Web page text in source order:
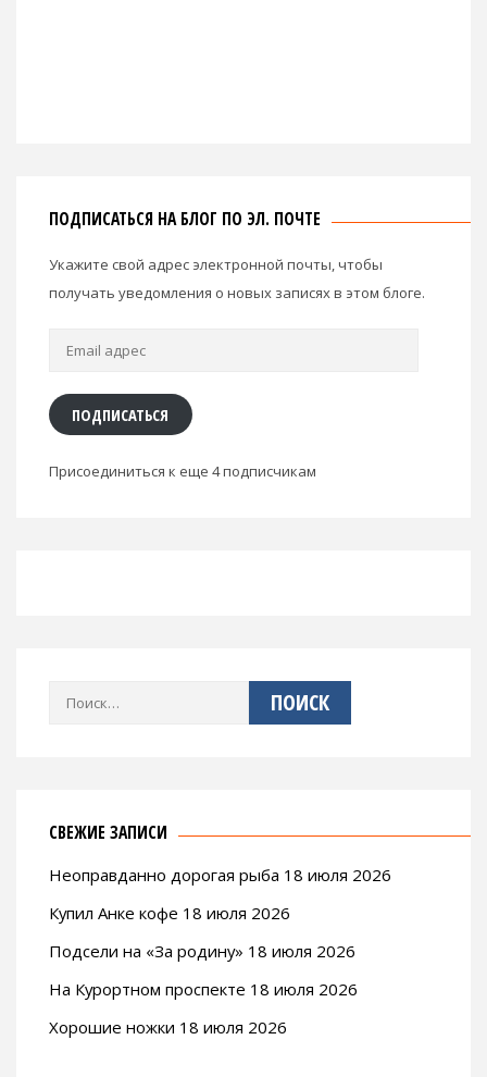
ПОДПИСАТЬСЯ НА БЛОГ ПО ЭЛ. ПОЧТЕ
Укажите свой адрес электронной почты, чтобы
получать уведомления о новых записях в этом блоге.
Email
ПОДПИСАТЬСЯ
Присоединиться к еще 4 подписчикам
Найти:
СВЕЖИЕ ЗАПИСИ
Неоправданно дорогая рыба 18 июля 2026
Купил Анке кофе 18 июля 2026
Подсели на «За родину» 18 июля 2026
На Курортном проспекте 18 июля 2026
Хорошие ножки 18 июля 2026